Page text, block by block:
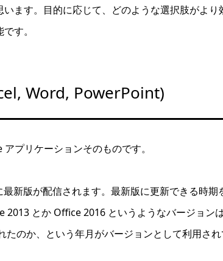
ます。目的に応じて、どのような選択肢がよ
す。
Word, PowerPoint)
プリケーションそのものです。
新版が配信されます。最新版に更新できる時期
2013 とか Office 2016 というようなバージョン
のか、という年月がバージョンとして利用され